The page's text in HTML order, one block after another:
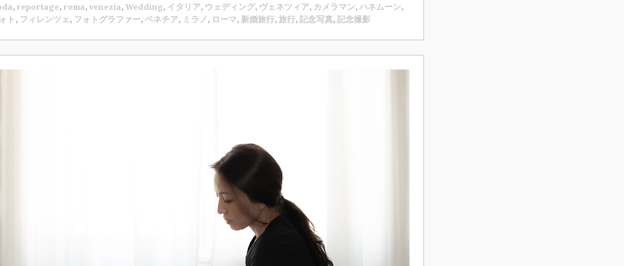
, reportage, roma, venezia, Wedding, イタリア, ウェディング, ヴェネツィア, カメラマン, ハネムーン,
ト , フィレンツェ , フォトグラファー, ベネチア, ミラノ , ローマ, 新婚旅行, 旅行, 記念写真, 記念撮影